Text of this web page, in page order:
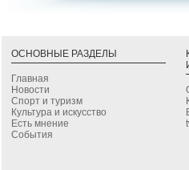
ОСНОВНЫЕ РАЗДЕЛЫ
Главная
Новости
Спорт и туризм
Культура и искусство
Есть мнение
События